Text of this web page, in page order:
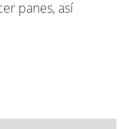
panes, así